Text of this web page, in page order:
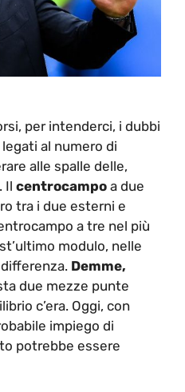
per intenderci, i dubbi
al numero di
alle spalle delle,
Il centrocampo a due
tra i due esterni e
a tre nel più
modulo, nelle
Demme,
due mezze punte
c’era. Oggi, con
impiego di
potrebbe essere